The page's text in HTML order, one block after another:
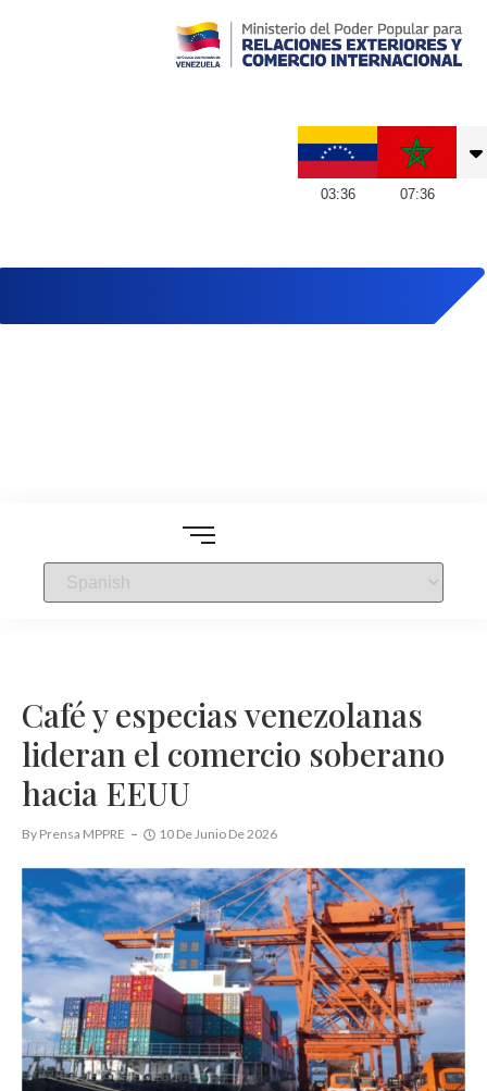
03:36 07:36
Café y especias venezolanas
lideran el comercio soberano
hacia EEUU
By Prensa MPPRE 10 De Junio De 2026